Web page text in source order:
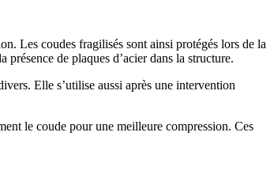
Les coudes fragilisés sont ainsi protégés lors de la
présence de plaques d’acier dans la structure.
Elle s’utilise aussi après une intervention
le coude pour une meilleure compression. Ces